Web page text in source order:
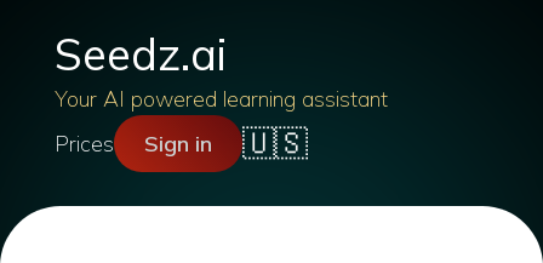
Seedz.ai
Your AI powered learning assistant
Prices
Sign in 🇺🇸